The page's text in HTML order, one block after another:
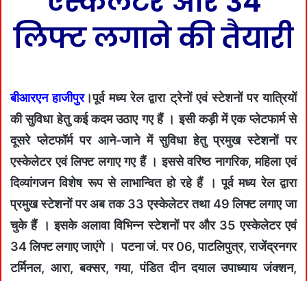
लिफ्ट लगाने की तैयारी
बीआरएन हाजीपुर।पूर्व मध्य रेल द्वारा ट्रेनों एवं स्टेशनों पर यात्रियों
की सुविधा हेतु कई कदम उठाए गए हैं । इसी कड़ी में एक प्लेटफार्म से
दूसरे प्लेटफॉर्म पर आने-जाने में सुविधा हेतु प्रमुख स्टेशनों पर
एस्केलेटर एवं लिफ्ट लगाए गए हैं । इससे वरिष्ठ नागरिक, महिला एवं
दिव्यांगजन विशेष रूप से लाभान्वित हो रहे हैं । पूर्व मध्य रेल द्वारा
प्रमुख स्टेशनों पर अब तक 33 एस्केलेटर तथा 49 लिफ्ट लगाए जा
चुके हैं । इसके अलावा विभिन्न स्टेशनों पर और 35 एस्केलेटर एवं
34 लिफ्ट लगाए जाएंगे । पटना जं. पर 06, पाटलिपुत्र, राजेंद्रनगर
टर्मिनल, आरा, बक्सर, गया, पंडित दीन दयाल उपाध्याय जंक्शन,